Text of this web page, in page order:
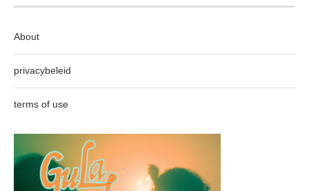
About
privacybeleid
terms of use